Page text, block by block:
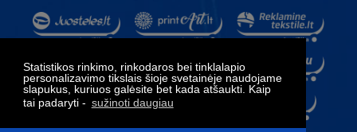
Statistikos rinkimo, rinkodaros bei tinklalapio
personalizavimo tikslais šioje svetainėje naudojame
slapukus, kuriuos galėsite bet kada atšaukti. Kaip
tai padaryti - sužinoti daugiau